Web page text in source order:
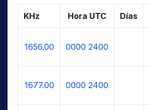
KHz Hora UTC Días
1656.00 0000 2400
1677.00 0000 2400